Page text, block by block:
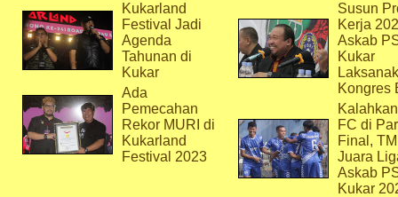
Kukarland
Festival Jadi
Agenda
Tahunan di
Kukar
Ada
Pemecahan
Rekor MURI di
Kukarland
Festival 2023
Susun
Kerja
Askab
Kukar
Kongres
FC di
Final,
Juara
Askab
Kukar